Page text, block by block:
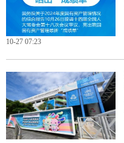
10-27 07:23